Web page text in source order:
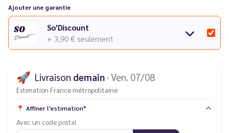
Ajouter une garantie
So'Discount
+ 3,90 € seulement
🚀 Livraison demain · Ven. 07/08
Estimation France métropolitaine
📍 Affiner l'estimation*
Avec un code postal